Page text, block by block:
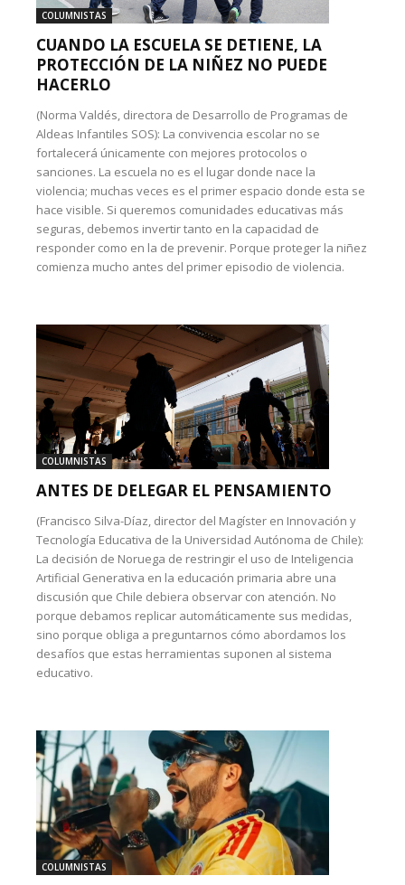
COLUMNISTAS
CUANDO LA ESCUELA SE DETIENE, LA
PROTECCIÓN DE LA NIÑEZ NO PUEDE
HACERLO
(Norma Valdés, directora de Desarrollo de Programas de
Aldeas Infantiles SOS): La convivencia escolar no se
fortalecerá únicamente con mejores protocolos o
sanciones. La escuela no es el lugar donde nace la
violencia; muchas veces es el primer espacio donde esta se
hace visible. Si queremos comunidades educativas más
seguras, debemos invertir tanto en la capacidad de
responder como en la de prevenir. Porque proteger la niñez
comienza mucho antes del primer episodio de violencia.
COLUMNISTAS
ANTES DE DELEGAR EL PENSAMIENTO
(Francisco Silva-Díaz, director del Magíster en Innovación y
Tecnología Educativa de la Universidad Autónoma de Chile):
La decisión de Noruega de restringir el uso de Inteligencia
Artificial Generativa en la educación primaria abre una
discusión que Chile debiera observar con atención. No
porque debamos replicar automáticamente sus medidas,
sino porque obliga a preguntarnos cómo abordamos los
desafíos que estas herramientas suponen al sistema
educativo.
COLUMNISTAS